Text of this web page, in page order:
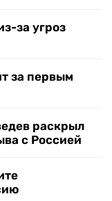
за угроз
за первым
раскрыл
с Россией